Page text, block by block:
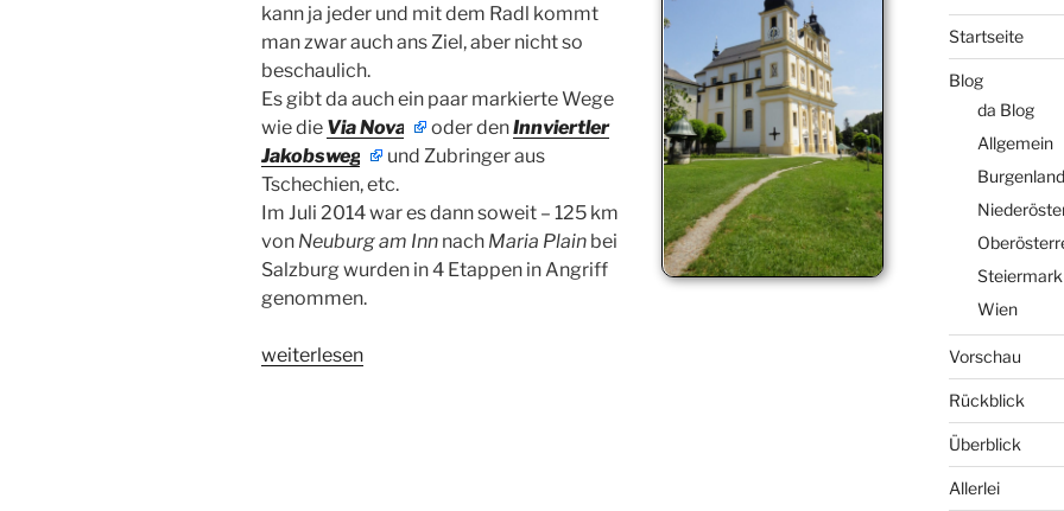
kann ja jeder und mit dem Radl kommt
man zwar auch ans Ziel, aber nicht so
beschaulich.
Es gibt da auch ein paar markierte Wege
wie die Via Nova oder denInnviertler
Jakobsweg
und Zubringer aus
Tschechien, etc.
Im Juli 2014 war es dann soweit – 125 km
von Neuburg am Inn nach Maria Plain bei
Salzburg wurden in 4 Etappen in Angriff
genommen.
„Passau
weiterlesen
Startseite
Blog
da Blog
Allgemein
Burgenland
Steiermark
Wien
Vorschau
Rückblick
Überblick
Allerlei